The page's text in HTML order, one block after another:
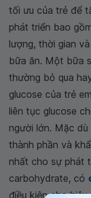
tối ưu của trẻ để
phát triển bao
lượng, thời gian
bữa ăn. Một bữa
thường bỏ qua
glucose của trẻ
liên tục glucose
người lớn. Mặc
thành phần và
nhất cho sự phát
carbohydrate, có
điều kiện cho